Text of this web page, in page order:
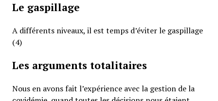
Le gaspillage
A différents niveaux, il est temps d’éviter le gaspillage
(4)
Les arguments totalitaires
Nous en avons fait l’expérience avec la gestion de la